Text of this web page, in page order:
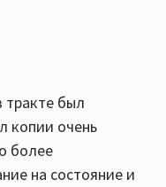
тракте был
копии очень
более
на состояние и